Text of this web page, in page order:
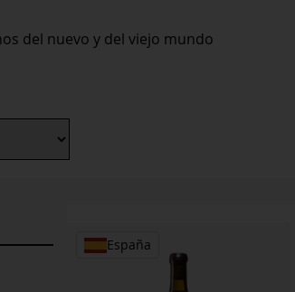
del nuevo y del viejo mundo
España